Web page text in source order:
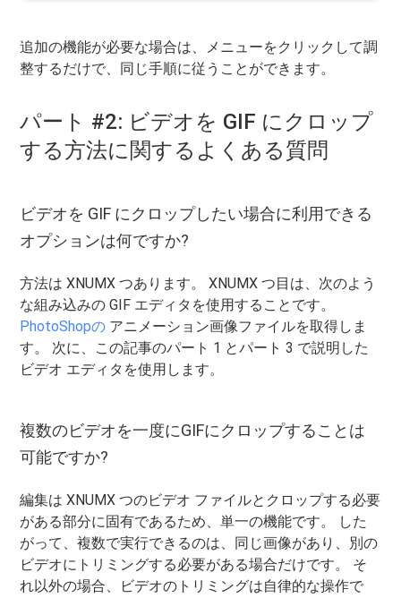
追加の機能が必要な場合は、メニューをクリックして調
整するだけで、同じ手順に従うことができます。
パート #2: ビデオを GIF にクロップ
する方法に関するよくある質問
ビデオを GIF にクロップしたい場合に利用できる
オプションは何ですか?
方法は XNUMX つあります。 XNUMX つ目は、次のよう
な組み込みの GIF エディタを使用することです。
PhotoShopの アニメーション画像ファイルを取得しま
す。 次に、この記事のパート 1 とパート 3 で説明した
ビデオ エディタを使用します。
複数のビデオを一度にGIFにクロップすることは
可能ですか?
編集は XNUMX つのビデオ ファイルとクロップする必要
がある部分に固有であるため、単一の機能です。 した
がって、複数で実行できるのは、同じ画像があり、別の
ビデオにトリミングする必要がある場合だけです。 そ
れ以外の場合、ビデオのトリミングは自律的な操作で